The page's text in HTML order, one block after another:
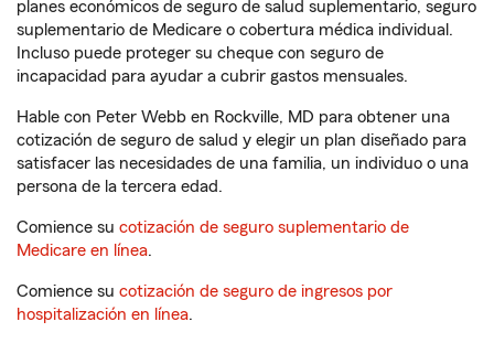
planes económicos de seguro de salud suplementario, seguro
suplementario de Medicare o cobertura médica individual.
Incluso puede proteger su cheque con seguro de
incapacidad para ayudar a cubrir gastos mensuales.
Hable con Peter Webb en Rockville, MD para obtener una
cotización de seguro de salud y elegir un plan diseñado para
satisfacer las necesidades de una familia, un individuo o una
persona de la tercera edad.
Comience su cotización de seguro suplementario de
Medicare en línea.
Comience su cotización de seguro de ingresos por
hospitalización en línea.